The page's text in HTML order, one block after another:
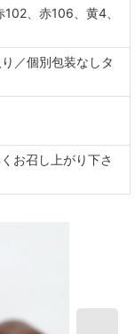
、赤106、黄4、
／個別包装なしタ
お召し上がり下さ